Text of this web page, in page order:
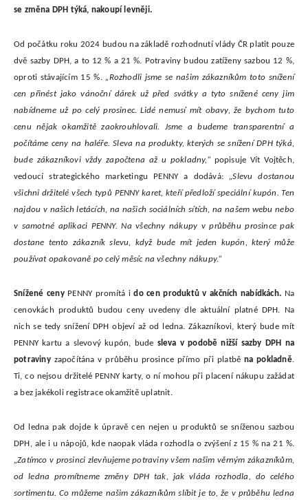
se změna DPH týká, nakoupí levněji.
Od počátku roku 2024 budou na základě rozhodnutí vlády ČR platit pouze
dvě sazby DPH, a to 12 % a 21 %. Potraviny budou zatíženy sazbou 12 %,
oproti stávajícím 15 %. „Rozhodli jsme se našim zákazníkům toto snížení
cen přinést jako vánoční dárek už před svátky a tyto snížené ceny jim
nabídneme už po celý prosinec. Lidé nemusí mít obavy, že bychom tuto
cenu nějak okamžitě zaokrouhlovali. Jsme a budeme transparentní a
počítáme ceny na haléře. Sleva na produkty, kterých se snížení DPH týká,
bude zákazníkovi vždy započtena až u pokladny,“ popisuje Vít Vojtěch,
vedoucí strategického marketingu PENNY a dodává: „Slevu dostanou
všichni držitelé všech typů PENNY karet, kteří předloží speciální kupón. Ten
najdou v našich letácích, na našich sociálních sítích, na našem webu nebo
v samotné aplikaci PENNY. Na všechny nákupy v průběhu prosince pak
dostane tento zákazník slevu, když bude mít jeden kupón, který může
používat opakovaně po celý měsíc na všechny nákupy.“
Snížené cenyPENNY promítá ido cen produktů v akčních nabídkách. Na
cenovkách produktů budou ceny uvedeny dle aktuální platné DPH. Na
nich se tedy snížení DPH objeví až od ledna. Zákazníkovi, který bude mít
PENNY kartu a slevový kupón, bude sleva v podobě nižší sazby DPH na
potravinyzapočítána v průběhu prosince přímo při platběna pokladně.
Ti, co nejsou držitelé PENNY karty, o ní mohou při placení nákupu zažádat
a bez jakékoli registrace okamžitě uplatnit.
Od ledna pak dojde k úpravě cen nejen u produktů se sníženou sazbou
DPH, ale i u nápojů, kde naopak vláda rozhodla o zvýšení z 15 % na 21 %.
„Zatímco v prosinci zlevňujeme potraviny všem našim věrným zákazníkům,
od ledna promítneme změny DPH tak, jak vláda rozhodla, do celého
sortimentu. Co můžeme našim zákazníkům slíbit je to, že v průběhu ledna